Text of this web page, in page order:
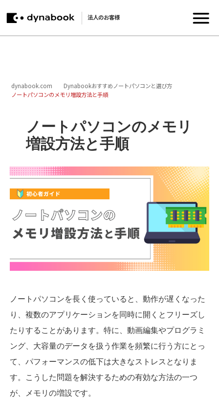
MENU
法人のお客様
dynabook.com
Dynabookおすすめノートパソコンと選び方
ノートパソコンのメモリ増設方法と手順
ノートパソコンのメモリ
増設方法と手順
ノートパソコンを長く使っていると、動作が遅くなった
り、複数のアプリケーションを同時に開くとフリーズし
たりすることがあります。特に、動画編集やプログラミ
ング、大容量のデータを扱う作業を頻繁に行う方にとっ
て、パフォーマンスの低下は大きなストレスとなりま
す。こうした問題を解決するための有効な方法の一つ
が、メモリの増設です。